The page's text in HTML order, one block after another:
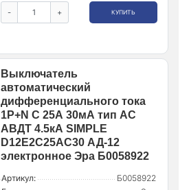
- + КУПИТЬ
Выключатель
автоматический
дифференциального тока
1P+N C 25А 30мА тип АС
АВДТ 4.5кА SIMPLE
D12E2C25AC30 АД-12
электронное Эра Б0058922
Артикул:
Б0058922